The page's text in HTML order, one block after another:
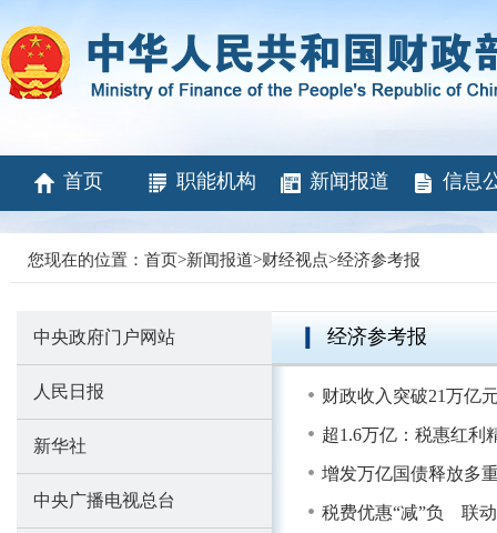
首页 职能机构 新闻报道 信息
您现在的位置： 首页>新闻报道>财经视点>经济参考报
中央政府门户网站
人民日报
新华社
中央广播电视总台
经济参考报
财政收入突破21万亿
超1.6万亿：税惠红利
增发万亿国债释放多
税费优惠“减”负 联